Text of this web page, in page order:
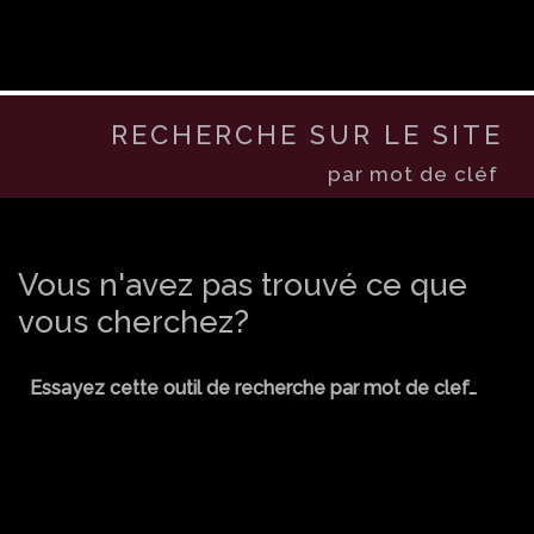
RECHERCHE SUR LE SITE
par mot de cléf
Vous n'avez pas trouvé ce que
vous cherchez?
Essayez cette outil de recherche par mot de clef…